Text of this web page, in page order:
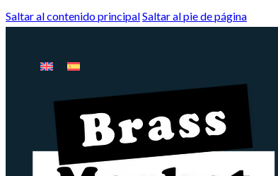
Saltar al contenido principalSaltar al pie de página